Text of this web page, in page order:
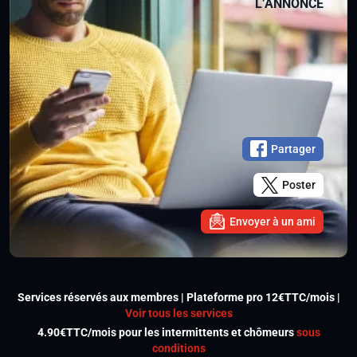
L’ANNONCE
Partager
Poster
Envoyer à un ami
Services réservés aux membres | Plateforme pro 12€TTC/mois |
Voir tous les services
4.90€TTC/mois pour les intermittents et chômeurssous
conditions